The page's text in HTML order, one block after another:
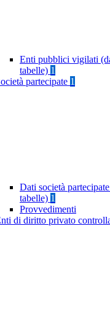
Enti pubblici vigilati
tabelle) 1
partecipate 1
Dati società
tabelle) 1
Provvedimenti
di diritto privato